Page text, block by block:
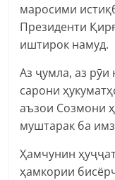
маросими
Президенти
иштирок намуд.
Аз ҷумла, аз
сарони
аъзои Созмони
муштарак ба
Ҳамчунин
ҳамкории